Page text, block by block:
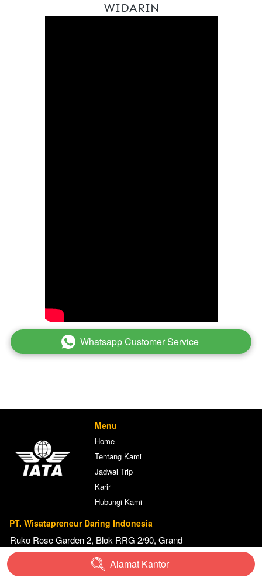
WIDARIN
` Whatsapp Customer Service
` Alamat Kantor
Menu
Home
Tentang Kami
Jadwal Trip
Karir
Hubungi Kami
PT. Wisatapreneur Daring Indonesia
Ruko Rose Garden 2, Blok RRG 2/90, Grand
Galaxy City RT.002, RW.017, Jaka Setia,
Kec. Bekasi Sel., Kota Bks, Jawa Barat
17148